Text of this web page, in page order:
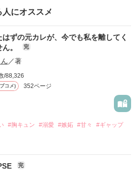
にオススメ
はずの元カレが、今でも私を離してく
。
完
／著
/88,326
コメ) 352ページ
#胸キュン #溺愛 #嫉妬 #甘々 #ギャップ
選んだ。」
完